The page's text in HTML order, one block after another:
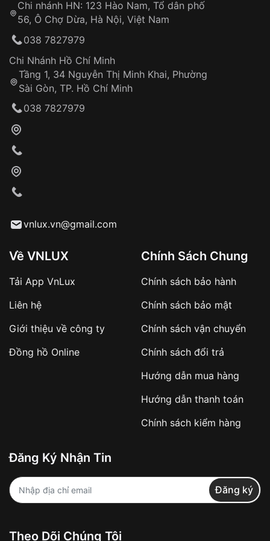
Từ khóa SEO:
Khách hàng kiểm tra và thanh toán trực tiếp
Từ khóa SEO:
sản phẩm đặc biệt
hàng
Số tiền còn lại thanh toán khi nhận hàng hoặc
✔️ Đảm bảo xử lý đơn hàng nhanh chóng
✔️ Hạn chế tình trạng hủy đơn không mong
Từ khóa SEO:
Khách hàng được
Đảm bảo quyền lợi khách hàng
Đồng hành cùng khách hàng trong suốt quá
trình sử dụng
Chi nhánh HN: 123 Hào Nam, Tổ dân phố
56, Ô Chợ Dừa, Hà Nội, Việt Nam
038 7827979
Chi Nhánh Hồ Chí Minh
Tầng 1, 34 Nguyễn Thị Minh Khai, Phường
Sài Gòn, TP. Hồ Chí Minh
038 7827979
vnlux.vn@gmail.com
Về VNLUX
Tải App VnLux
Liên hệ
Giới thiệu về công ty
Đồng hồ Online
Chính Sách Chung
Chính sách bảo hành
Chính sách bảo mật
Chính sách vận chuyển
Chính sách đổi trả
Hướng dẫn mua hàng
Hướng dẫn thanh toán
Chính sách kiểm hàng
Đăng Ký Nhận Tin
Đăng ký
Theo Dõi Chúng Tôi